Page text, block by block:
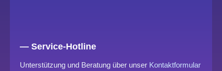
— Service-Hotline
Unterstützung und Beratung über unser Kontaktformular